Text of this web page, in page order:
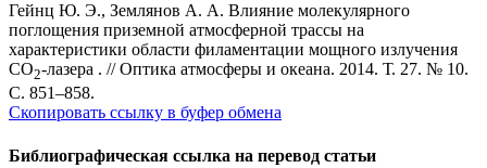
Гейнц Ю. Э., Землянов А. А. Влияние молекулярного
поглощения приземной атмосферной трассы на
характеристики области филаментации мощного излучения
CO2-лазера . // Оптика атмосферы и океана. 2014. Т. 27. № 10.
С. 851–858.
Скопировать ссылку в буфер обмена
Библиографическая ссылка на перевод статьи